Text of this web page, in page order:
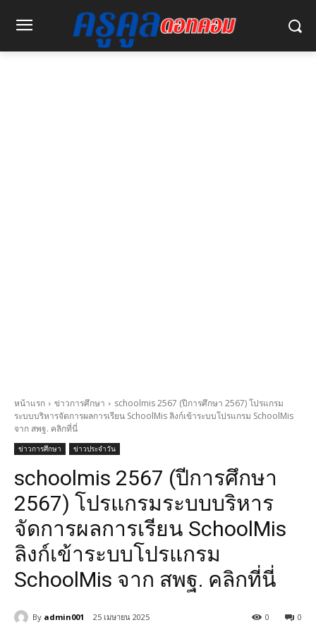
หน้าแรก ข่าวการศึกษา
schoolmis 2567 (ปีการศึกษา 2567) โปรแกรม
ระบบบริหารจัดการผลการเรียน SchoolMis ลิงก์เข้าระบบโปรแกรม SchoolMis
จาก สพฐ. คลิกที่นี่
ข่าวการศึกษา ข่าวประจำวัน
schoolmis 2567 (ปีการศึกษา
2567) โปรแกรมระบบบริหาร
จัดการผลการเรียน SchoolMis
ลิงก์เข้าระบบโปรแกรม
SchoolMis จาก สพฐ. คลิกที่นี่
By admin001 25 เมษายน 2025 0
0